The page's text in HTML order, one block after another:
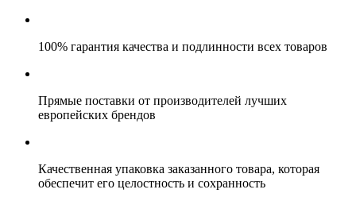
100% гарантия качества и подлинности всех товаров
Прямые поставки от производителей лучших
европейских брендов
Качественная упаковка заказанного товара, которая
обеспечит его целостность и сохранность